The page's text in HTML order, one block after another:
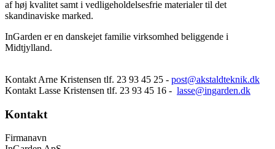
af høj kvalitet samt i vedligeholdelsesfrie materialer til det
skandinaviske marked.
InGarden er en danskejet familie virksomhed beliggende i
Midtjylland.
Kontakt Arne Kristensen tlf. 23 93 45 25 - post@akstaldteknik.dk
Kontakt Lasse Kristensen tlf. 23 93 45 16 - lasse@ingarden.dk
Kontakt
Firmanavn